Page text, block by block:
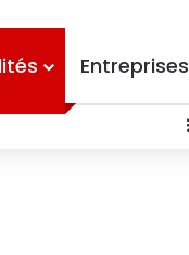
Entreprises